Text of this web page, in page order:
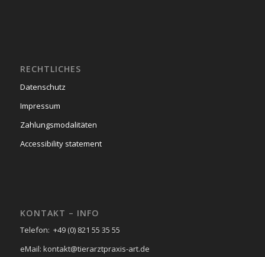
RECHTLICHES
Datenschutz
Impressum
Zahlungsmodalitäten
Accessibility statement
KONTAKT – INFO
Telefon: +49 (0) 821 55 35 55
eMail: kontakt@tierarztpraxis-art.de